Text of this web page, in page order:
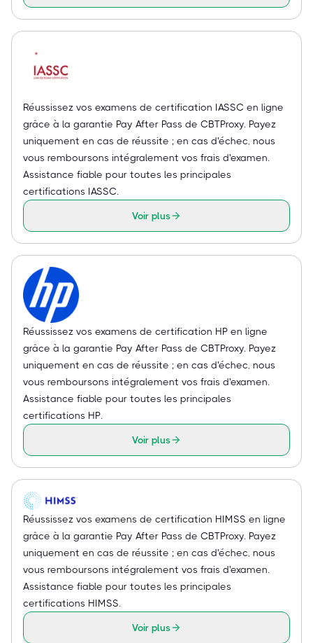
Réussissez vos examens de certification IASSC en ligne
grâce à la garantie Pay After Pass de CBTProxy. Payez
uniquement en cas de réussite ; en cas d'échec, nous
vous remboursons intégralement vos frais d'examen.
Assistance fiable pour toutes les principales
certifications IASSC.
Voir plus
Réussissez vos examens de certification HP en ligne
grâce à la garantie Pay After Pass de CBTProxy. Payez
uniquement en cas de réussite ; en cas d'échec, nous
vous remboursons intégralement vos frais d'examen.
Assistance fiable pour toutes les principales
certifications HP.
Voir plus
Réussissez vos examens de certification HIMSS en ligne
grâce à la garantie Pay After Pass de CBTProxy. Payez
uniquement en cas de réussite ; en cas d'échec, nous
vous remboursons intégralement vos frais d'examen.
Assistance fiable pour toutes les principales
certifications HIMSS.
Voir plus